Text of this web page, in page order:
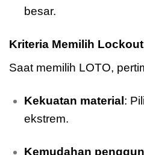
besar.
Kriteria Memilih
Saat memilih LOTO,
Kekuatan material :
ekstrem.
Kemudahan